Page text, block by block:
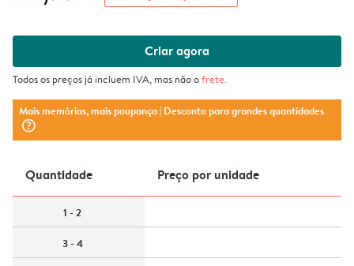
Criar agora
Todos os preços já incluem IVA, mas não ofrete.
Mais memórias, mais poupança| Desconto para grandes quantidades
question_mark_circle
Quantidade Preço por unidade
1 - 2
3 - 4